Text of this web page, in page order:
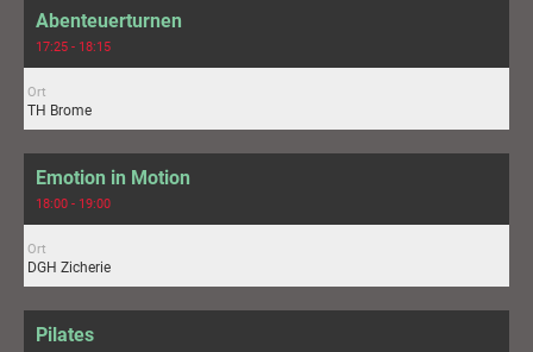
Abenteuerturnen
17:25 - 18:15
Ort
TH Brome
Emotion in Motion
18:00 - 19:00
Ort
DGH Zicherie
Pilates